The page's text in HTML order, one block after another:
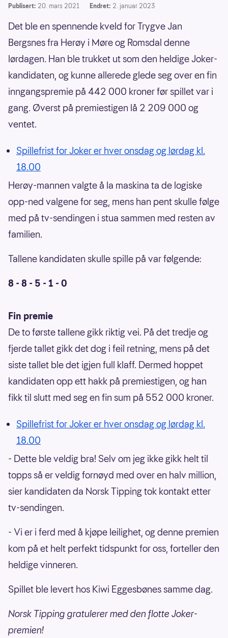
Publisert: 20. mars 2021 Endret: 2. januar 2023
Det ble en spennende kveld for Trygve Jan
Bergsnes fra Herøy i Møre og Romsdal denne
lørdagen. Han ble trukket ut som den heldige Joker-
kandidaten, og kunne allerede glede seg over en fin
inngangspremie på 442 000 kroner før spillet var i
gang. Øverst på premiestigen lå 2 209 000 og
ventet.
Spillefrist for Joker er hver onsdag og lørdag kl.
18.00
Herøy-mannen valgte å la maskina ta de logiske
opp-ned valgene for seg, mens han pent skulle følge
med på tv-sendingen i stua sammen med resten av
familien.
Tallene kandidaten skulle spille på var følgende:
8 - 8 - 5 - 1 - 0
Fin premie
De to første tallene gikk riktig vei. På det tredje og
fjerde tallet gikk det dog i feil retning, mens på det
siste tallet ble det igjen full klaff. Dermed hoppet
kandidaten opp ett hakk på premiestigen, og han
fikk til slutt med seg en fin sum på 552 000 kroner.
Spillefrist for Joker er hver onsdag og lørdag kl.
18.00
- Dette ble veldig bra! Selv om jeg ikke gikk helt til
topps så er veldig fornøyd med over en halv million,
sier kandidaten da Norsk Tipping tok kontakt etter
tv-sendingen.
- Vi er i ferd med å kjøpe leilighet, og denne premien
kom på et helt perfekt tidspunkt for oss, forteller den
heldige vinneren.
Spillet ble levert hos Kiwi Eggesbønes samme dag.
Norsk Tipping gratulerer med den flotte Joker-
premien!